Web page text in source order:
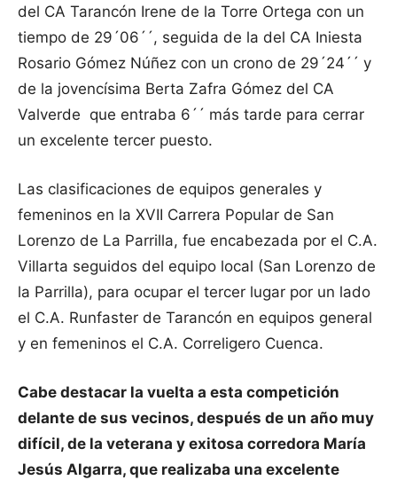
del CA Tarancón Irene de la Torre Ortega con un
tiempo de 29´06´´, seguida de la del CA Iniesta
Rosario Gómez Núñez con un crono de 29´24´´ y
de la jovencísima Berta Zafra Gómez del CA
Valverde que entraba 6´´ más tarde para cerrar
un excelente tercer puesto.
Las clasificaciones de equipos generales y
femeninos en la XVII Carrera Popular de San
Lorenzo de La Parrilla, fue encabezada por el C.A.
Villarta seguidos del equipo local (San Lorenzo de
la Parrilla), para ocupar el tercer lugar por un lado
el C.A. Runfaster de Tarancón en equipos general
y en femeninos el C.A. Correligero Cuenca.
Cabe destacar la vuelta a esta competición
delante de sus vecinos, después de un año muy
difícil, de la veterana y exitosa corredora María
Jesús Algarra, que realizaba una excelente